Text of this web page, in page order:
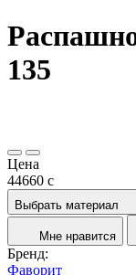
135
Цена
44660 c
Выбрать материал
Мне нравится
Бренд:
Фаворит